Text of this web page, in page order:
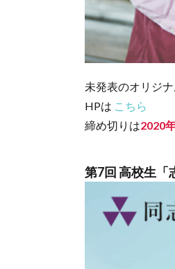
未発表のオリジ
HPは こちら
締め切りは2020
第7回 高校生「